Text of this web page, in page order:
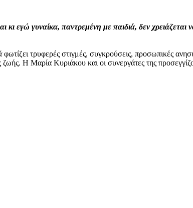
εγώ γυναίκα, παντρεμένη με παιδιά, δεν
φωτίζει τρυφερές στιγμές, συγκρούσεις, προσωπικές
Η Μαρία Κυριάκου και οι συνεργάτες της